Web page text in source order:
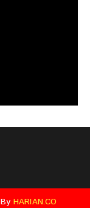
HARIAN.CO